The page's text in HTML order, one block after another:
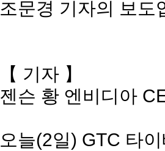
조문경 기자의 보도
【 기자 】
젠슨 황 엔비디아
오늘(2일) GTC 타